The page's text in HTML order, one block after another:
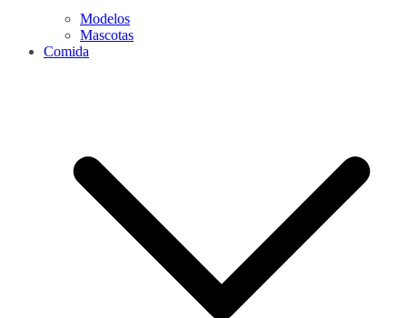
Modelos
Mascotas
Comida